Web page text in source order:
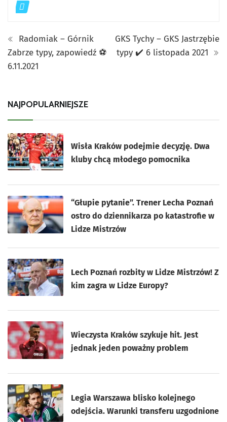
Radomiak – Górnik
Zabrze typy, zapowiedź ⚽
6.11.2021
GKS Tychy – GKS Jastrzębie
typy ✔️ 6 listopada 2021
NAJPOPULARNIEJSZE
Wisła Kraków podejmie decyzję. Dwa
kluby chcą młodego pomocnika
“Głupie pytanie”. Trener Lecha Poznań
ostro do dziennikarza po katastrofie w
Lidze Mistrzów
Lech Poznań rozbity w Lidze Mistrzów! Z
kim zagra w Lidze Europy?
Wieczysta Kraków szykuje hit. Jest
jednak jeden poważny problem
Legia Warszawa blisko kolejnego
odejścia. Warunki transferu uzgodnione